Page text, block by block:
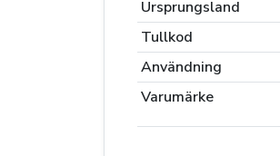
Ursprungsland
Tullkod
Användning
Varumärke